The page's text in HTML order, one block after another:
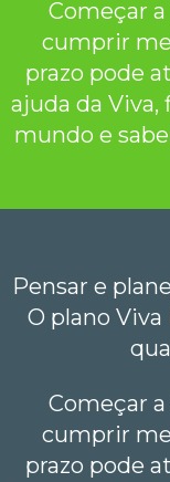
Começar
cumprir
prazo pode
ajuda da
mundo e
Pensar e
O plano
Começar
cumprir
prazo pode